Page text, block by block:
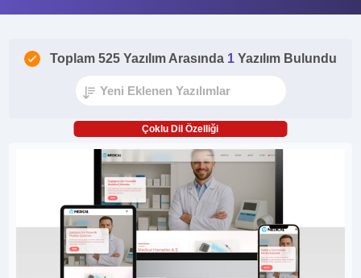
Toplam 525 Yazılım Arasında 1 Yazılım Bulundu
Çoklu Dil Özelliği